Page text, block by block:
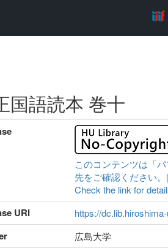
国語読本 巻十
このコンテンツは「
先をご確認ください
Check the link for
URI https://
広島大学